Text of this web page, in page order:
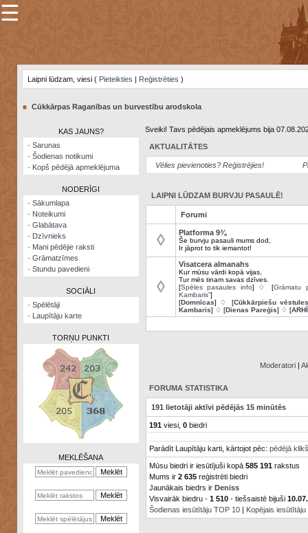
×
Šodienas
notikumi
Visatcera
almanahs
Arhīvs
Zināšanu
kalkulators
☰
Laipni lūdzam, viesi ( Pieteikties | Reģistrēties )
● Cūkkārpas Raganības un burvestību arodskola
KAS JAUNS?
· Sarunas
· Šodienas notikumi
· Kopš pēdējā apmeklējuma
NODERĪGI
· Sākumlapa
· Noteikumi
· Glabātava
· Dzīvnieks
· Mani pēdējie raksti
· Grāmatzīmes
· Stundu pavedieni
SOCIĀLI
· Spēlētāji
· Laupītāju karte
TORŅU PUNKTI
MEKLĒŠANA
Sveiki! Tavs pēdējais apmeklējums bija
AKTUALITĀTES
Vēlies pievienoties? Reģistrējies!
LAIPNI LŪDZAM BURVJU PASAULĒ!
Forumi
◊ Platforma 9¾
Še burvju pasauli mums dod,
Ir jāprot to tik iemantot!
◊
Visatcera almanahs
Kur mūsu vārdi kopā vijas,
Tur mēs tinam savas dzīves.
[Spēles pasaules info] ♢ [Grāmatu
Kambaris”]
[Domnīcas] ♢ [Cūkkārpiešu vēstules
Kambaris] ♢ [Dienas Pareģis] ♢ [
Moderatori |
FORUMA STATISTIKA
191 lietotāji aktīvi pēdējās 15 minūtēs
191viesi, 0biedri
Parādīt Laupītāju karti, kārtojot pēc: pēdējā
Mūsu biedri ir iesūtījuši kopā 585 191rakstus
Mums ir 2 635reģistrēti biedri
Jaunākais biedrs ir Deniss
Visvairāk biedru - 1 510- tiešsaistē bijuši
Šodienas iesūtītāju TOP 10| Kopējais iesūtītāju